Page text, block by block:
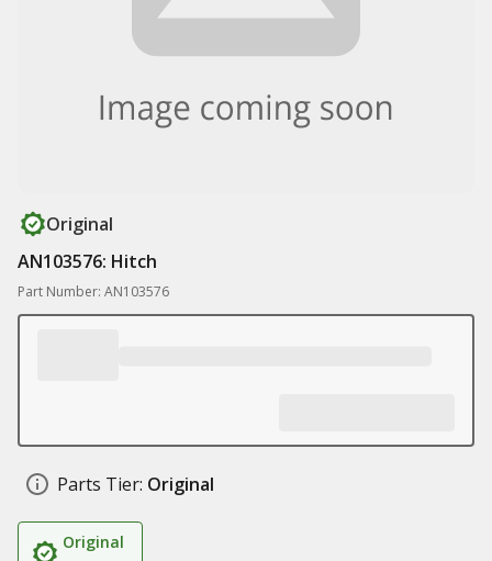
Original
AN103576: Hitch
Part Number: AN103576
Parts Tier: Original
Original